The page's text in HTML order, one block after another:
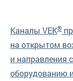
Каналы VEK®
на открытом
и направления
оборудованию